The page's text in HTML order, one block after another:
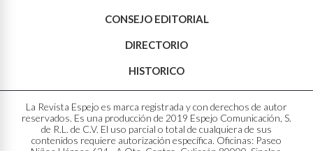
CONSEJO EDITORIAL
DIRECTORIO
HISTORICO
La Revista Espejo es marca registrada y con derechos de autor
reservados. Es una producción de 2019 Espejo Comunicación, S.
de R.L. de C.V. El uso parcial o total de cualquiera de sus
contenidos requiere autorización específica. Oficinas: Paseo